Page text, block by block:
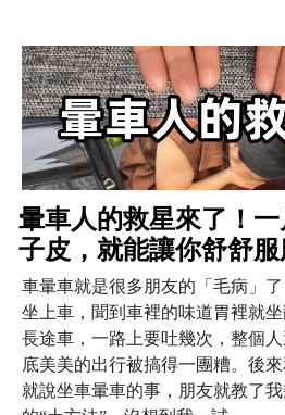
暈車人的救星來了！
子皮，就能讓你舒舒
車暈車就是很多朋友的「毛病」
坐上車，聞到車裡的味道胃裡就
長途車，一路上要吐幾次，整個
底美美的出行被搞得一團糟。後
就說坐車暈車的事，朋友就教了